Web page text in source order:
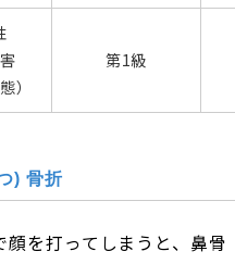
）
第1級
) 骨折
顔を打ってしまうと、鼻骨